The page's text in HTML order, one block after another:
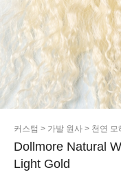
커스텀 > 가발 원사 > 천연 모
Dollmore Natural
Light Gold